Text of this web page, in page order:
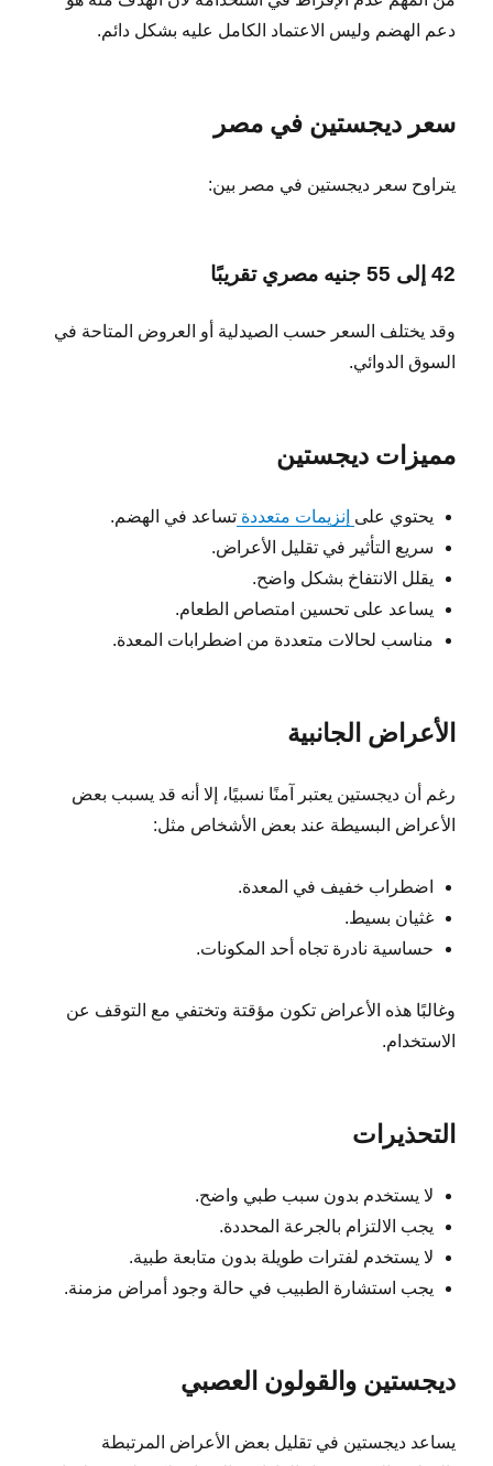
دعم الهضم وليس الاعتماد الكامل عليه بشكل دائم.
سعر ديجستين في مصر
يتراوح سعر ديجستين في مصر بين:
42 إلى 55 جنيه مصري تقريبًا
وقد يختلف السعر حسب الصيدلية أو العروض المتاحة في
السوق الدوائي.
مميزات ديجستين
يحتوي على إنزيمات متعددةتساعد في الهضم.
سريع التأثير في تقليل الأعراض.
يقلل الانتفاخ بشكل واضح.
يساعد على تحسين امتصاص الطعام.
مناسب لحالات متعددة من اضطرابات المعدة.
الأعراض الجانبية
رغم أن ديجستين يعتبر آمنًا نسبيًا، إلا أنه قد يسبب بعض
الأعراض البسيطة عند بعض الأشخاص مثل:
اضطراب خفيف في المعدة.
غثيان بسيط.
حساسية نادرة تجاه أحد المكونات.
وغالبًا هذه الأعراض تكون مؤقتة وتختفي مع التوقف عن
الاستخدام.
التحذيرات
لا يستخدم بدون سبب طبي واضح.
يجب الالتزام بالجرعة المحددة.
لا يستخدم لفترات طويلة بدون متابعة طبية.
يجب استشارة الطبيب في حالة وجود أمراض مزمنة.
ديجستين والقولون العصبي
يساعد ديجستين في تقليل بعض الأعراض المرتبطة